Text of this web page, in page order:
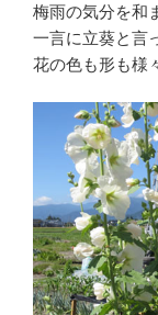
梅雨の気分を和
一言に立葵と言
花の色も形も様